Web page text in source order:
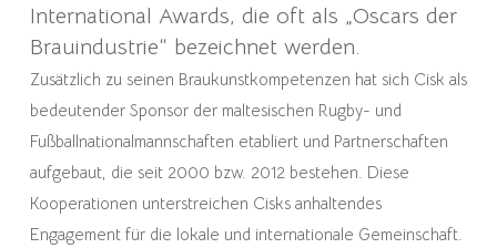
International Awards, die oft als „Oscars der
Brauindustrie“ bezeichnet werden.
Zusätzlich zu seinen Braukunstkompetenzen hat sich Cisk als
bedeutender Sponsor der maltesischen Rugby- und
Fußballnationalmannschaften etabliert und Partnerschaften
aufgebaut, die seit 2000 bzw. 2012 bestehen. Diese
Kooperationen unterstreichen Cisks anhaltendes
Engagement für die lokale und internationale Gemeinschaft.